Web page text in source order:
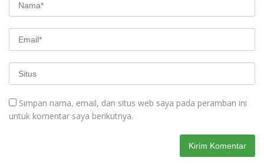
Simpan nama, email, dan situs web saya pada peramban ini
untuk komentar saya berikutnya.